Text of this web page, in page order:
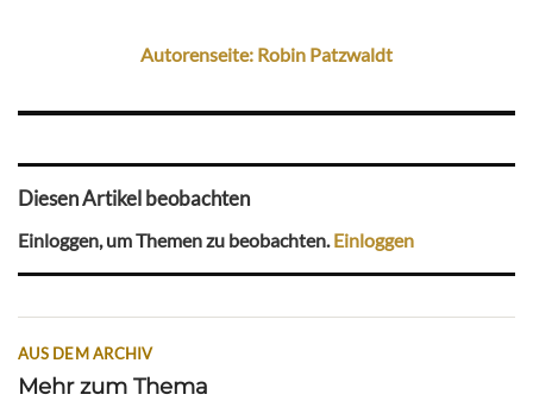
Autorenseite: Robin Patzwaldt
Diesen Artikel beobachten
Einloggen, um Themen zu beobachten.Einloggen
AUS DEM ARCHIV
Mehr zum Thema